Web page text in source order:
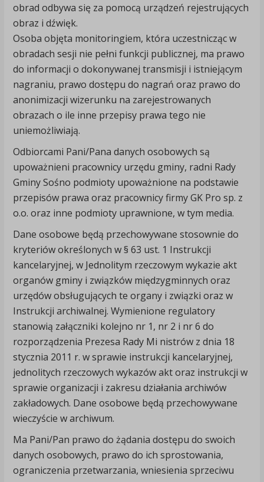
obrad odbywa się za pomocą urządzeń rejestrujących
obraz i dźwięk.
Osoba objęta monitoringiem, która uczestnicząc w
obradach sesji nie pełni funkcji publicznej, ma prawo
do informacji o dokonywanej transmisji i istniejącym
nagraniu, prawo dostępu do nagrań oraz prawo do
anonimizacji wizerunku na zarejestrowanych
obrazach o ile inne przepisy prawa tego nie
uniemożliwiają.
Odbiorcami Pani/Pana danych osobowych są
upoważnieni pracownicy urzędu gminy, radni Rady
Gminy Sośno podmioty upoważnione na podstawie
przepisów prawa oraz pracownicy firmy GK Pro sp. z
o.o. oraz inne podmioty uprawnione, w tym media.
Dane osobowe będą przechowywane stosownie do
kryteriów określonych w § 63 ust. 1 Instrukcji
kancelaryjnej, w Jednolitym rzeczowym wykazie akt
organów gminy i związków międzygminnych oraz
urzędów obsługujących te organy i związki oraz w
Instrukcji archiwalnej. Wymienione regulatory
stanowią załączniki kolejno nr 1, nr 2 i nr 6 do
rozporządzenia Prezesa Rady Mi nistrów z dnia 18
stycznia 2011 r. w sprawie instrukcji kancelaryjnej,
jednolitych rzeczowych wykazów akt oraz instrukcji w
sprawie organizacji i zakresu działania archiwów
zakładowych. Dane osobowe będą przechowywane
wieczyście w archiwum.
Ma Pani/Pan prawo do żądania dostępu do swoich
danych osobowych, prawo do ich sprostowania,
ograniczenia przetwarzania, wniesienia sprzeciwu